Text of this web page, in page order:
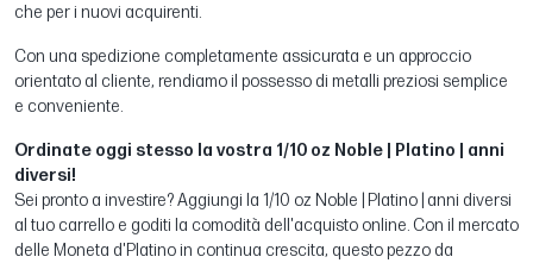
che per i nuovi acquirenti.
Con una spedizione completamente assicurata e un approccio
orientato al cliente, rendiamo il possesso di metalli preziosi semplice
e conveniente.
Ordinate oggi stesso la vostra 1/10 oz Noble | Platino | anni
diversi!
Sei pronto a investire? Aggiungi la 1/10 oz Noble | Platino | anni diversi
al tuo carrello e goditi la comodità dell'acquisto online. Con il mercato
delle Moneta d'Platino in continua crescita, questo pezzo da